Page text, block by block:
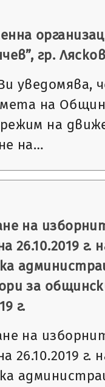
гр.
уведомява,
на
на
на…
на
26.10.2019
за
г.
на
26.10.2019